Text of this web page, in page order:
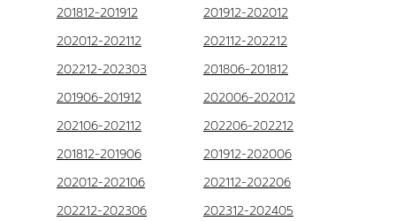
201812-201912
201912-202012
202012-202112
202112-202212
202212-202303
201806-201812
201906-201912
202006-202012
202106-202112
202206-202212
201812-201906
201912-202006
202012-202106
202112-202206
202212-202306
202312-202405